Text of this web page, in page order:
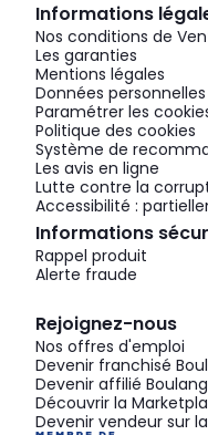
Informations
Nos conditions de
Les garanties
Mentions légales
Données personnelles
Paramétrer les
Politique des cookies
Système de
Les avis en ligne
Lutte contre la
Accessibilité :
Informations
Rappel produit
Alerte fraude
Rejoignez-nous
Nos offres d'emploi
Devenir franchisé
Devenir affilié
Découvrir la
Devenir vendeur sur